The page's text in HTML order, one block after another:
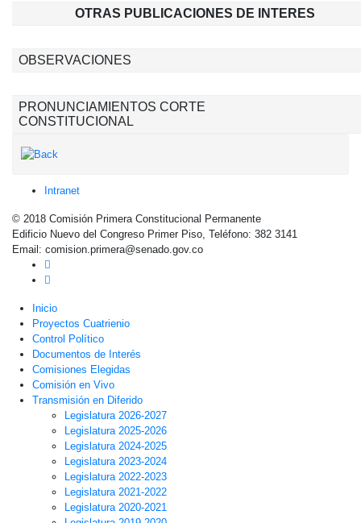
OTRAS PUBLICACIONES DE INTERES
OBSERVACIONES
PRONUNCIAMIENTOS CORTE
CONSTITUCIONAL
Intranet
© 2018 Comisión Primera Constitucional Permanente
Edificio Nuevo del Congreso Primer Piso, Teléfono: 382 3141
Email: comision.primera@senado.gov.co
Inicio
Proyectos Cuatrienio
Control Político
Documentos de Interés
Comisiones Elegidas
Comisión en Vivo
Transmisión en Diferido
Legislatura 2026-2027
Legislatura 2025-2026
Legislatura 2024-2025
Legislatura 2023-2024
Legislatura 2022-2023
Legislatura 2021-2022
Legislatura 2020-2021